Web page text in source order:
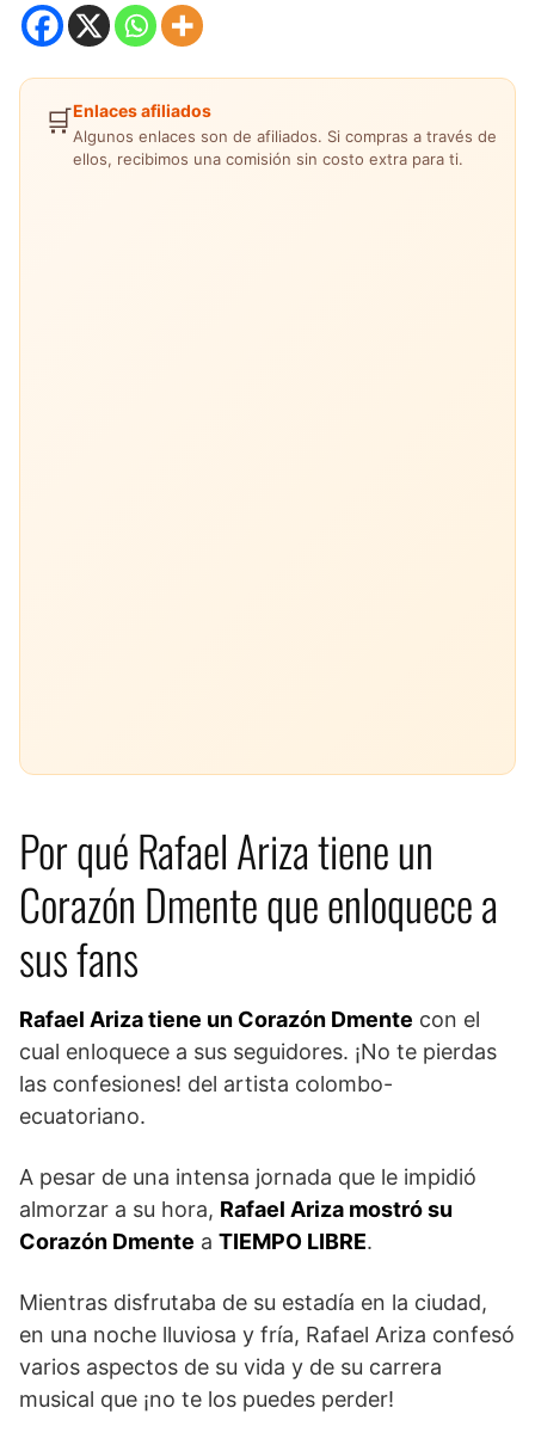
🛒Enlaces afiliados
Algunos enlaces son de afiliados. Si compras a través de
ellos, recibimos una comisión sin costo extra para ti.
Por qué Rafael Ariza tiene un
Corazón Dmente que enloquece a
sus fans
Rafael Ariza tiene un Corazón Dmente con el
cual enloquece a sus seguidores. ¡No te pierdas
las confesiones! del artista colombo-
ecuatoriano.
A pesar de una intensa jornada que le impidió
almorzar a su hora, Rafael Ariza mostró su
Corazón Dmente a TIEMPO LIBRE.
Mientras disfrutaba de su estadía en la ciudad,
en una noche lluviosa y fría, Rafael Ariza confesó
varios aspectos de su vida y de su carrera
musical que ¡no te los puedes perder!